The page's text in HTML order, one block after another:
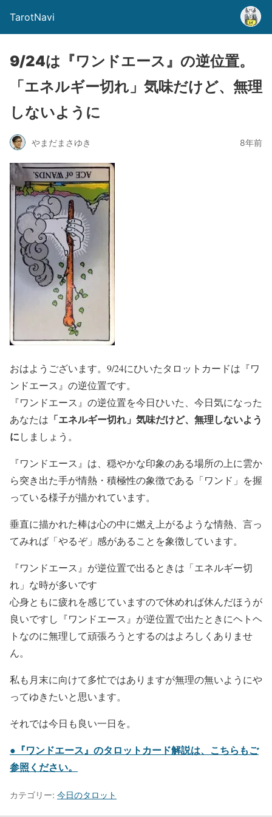
TarotNavi
9/24は『ワンドエース』の逆位置。
「エネルギー切れ」気味だけど、無理
しないように
やまだまさゆき 8年前
おはようございます。9/24にひいたタロットカードは『ワ
ンドエース』の逆位置です。
『ワンドエース』の逆位置を今日ひいた、今日気になった
あなたは 「エネルギー切れ」気味だけど、無理しないよう
にしましょう。
『ワンドエース』は、穏やかな印象のある場所の上に雲か
ら突き出た手が情熱・積極性の象徴である「ワンド」を握
っている様子が描かれています。
垂直に描かれた棒は心の中に燃え上がるような情熱、言っ
てみれば「やるぞ」感があることを象徴しています。
『ワンドエース』が逆位置で出るときは「エネルギー切
れ」な時が多いです
心身ともに疲れを感じていますので休めれば休んだほうが
良いですし『ワンドエース』が逆位置で出たときにヘトヘ
トなのに無理して頑張ろうとするのはよろしくありませ
ん。
私も月末に向けて多忙ではありますが無理の無いようにや
ってゆきたいと思います。
それでは今日も良い一日を。
●『ワンドエース』のタロットカード解説は、こちらもご
参照ください。
カテゴリー: 今日のタロット